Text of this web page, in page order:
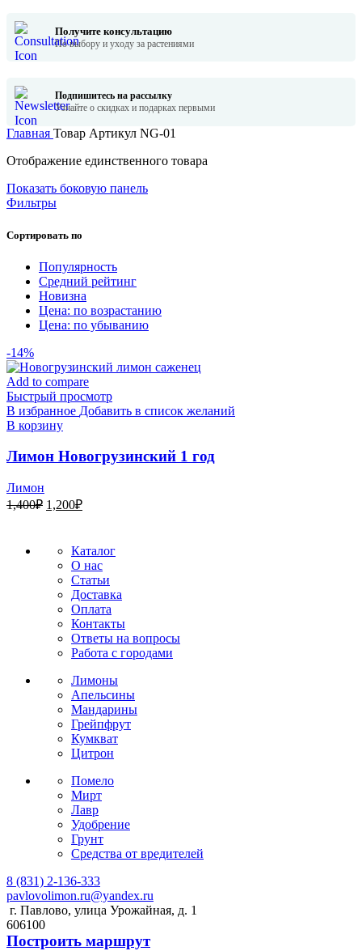
4,700₽.
Получите консультацию
По выбору и уходу за растениями
Подпишитесь на рассылку
Узнайте о скидках и подарках первыми
Главная Товар Артикул NG-01
Отображение единственного товара
Показать боковую панель
Фильтры
Сортировать по
Популярность
Средний рейтинг
Новизна
Цена: по возрастанию
Цена: по убыванию
-14%
Add to compare
Быстрый просмотр
В избранное Добавить в список желаний
В корзину
Лимон Новогрузинский 1 год
Лимон
1,400₽ Первоначальная
1,400₽.
1,200₽Текущая
Каталог
О нас
Статьи
Доставка
Оплата
Контакты
Ответы на вопросы
Работа с городами
Лимоны
Апельсины
Мандарины
Грейпфрут
Кумкват
Цитрон
Помело
Мирт
Лавр
Удобрение
Грунт
Средства от вредителей
8 (831) 2-136-333
pavlovolimon.ru@yandex.ru
г. Павлово, улица Урожайная, д. 1
606100
Построить маршрут